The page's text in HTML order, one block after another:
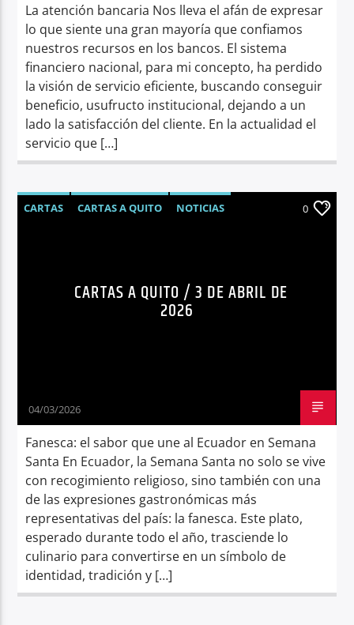
La atención bancaria Nos lleva el afán de expresar
lo que siente una gran mayoría que confiamos
nuestros recursos en los bancos. El sistema
financiero nacional, para mi concepto, ha perdido
la visión de servicio eficiente, buscando conseguir
beneficio, usufructo institucional, dejando a un
lado la satisfacción del cliente. En la actualidad el
servicio que […]
CARTAS CARTAS A QUITO
NOTICIAS
0
CARTAS A QUITO / 3 DE ABRIL DE
2026
04/03/2026
Fanesca: el sabor que une al Ecuador en Semana
Santa En Ecuador, la Semana Santa no solo se vive
con recogimiento religioso, sino también con una
de las expresiones gastronómicas más
representativas del país: la fanesca. Este plato,
esperado durante todo el año, trasciende lo
culinario para convertirse en un símbolo de
identidad, tradición y […]